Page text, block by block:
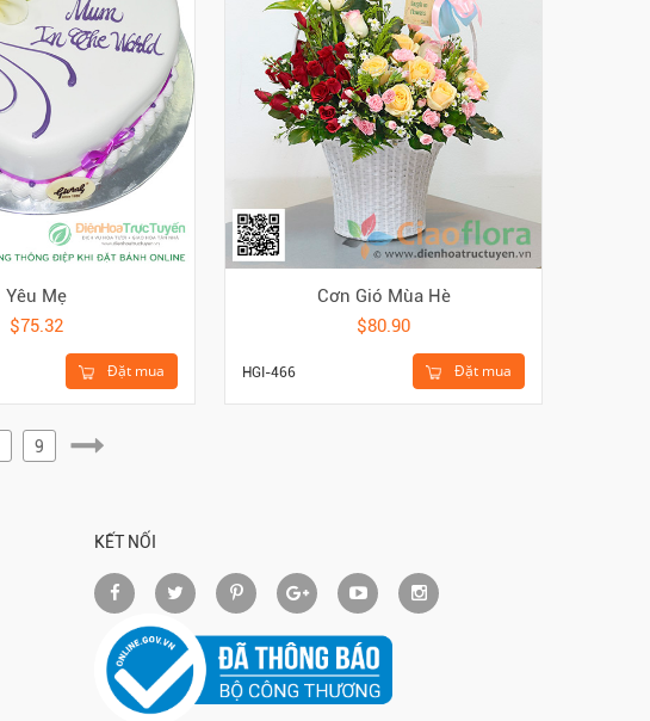
Yêu Mẹ
$75.32
Đặt mua
Cơn Gió Mùa Hè
$80.90
Đặt mua
HGI-466
9
KẾT NỐI